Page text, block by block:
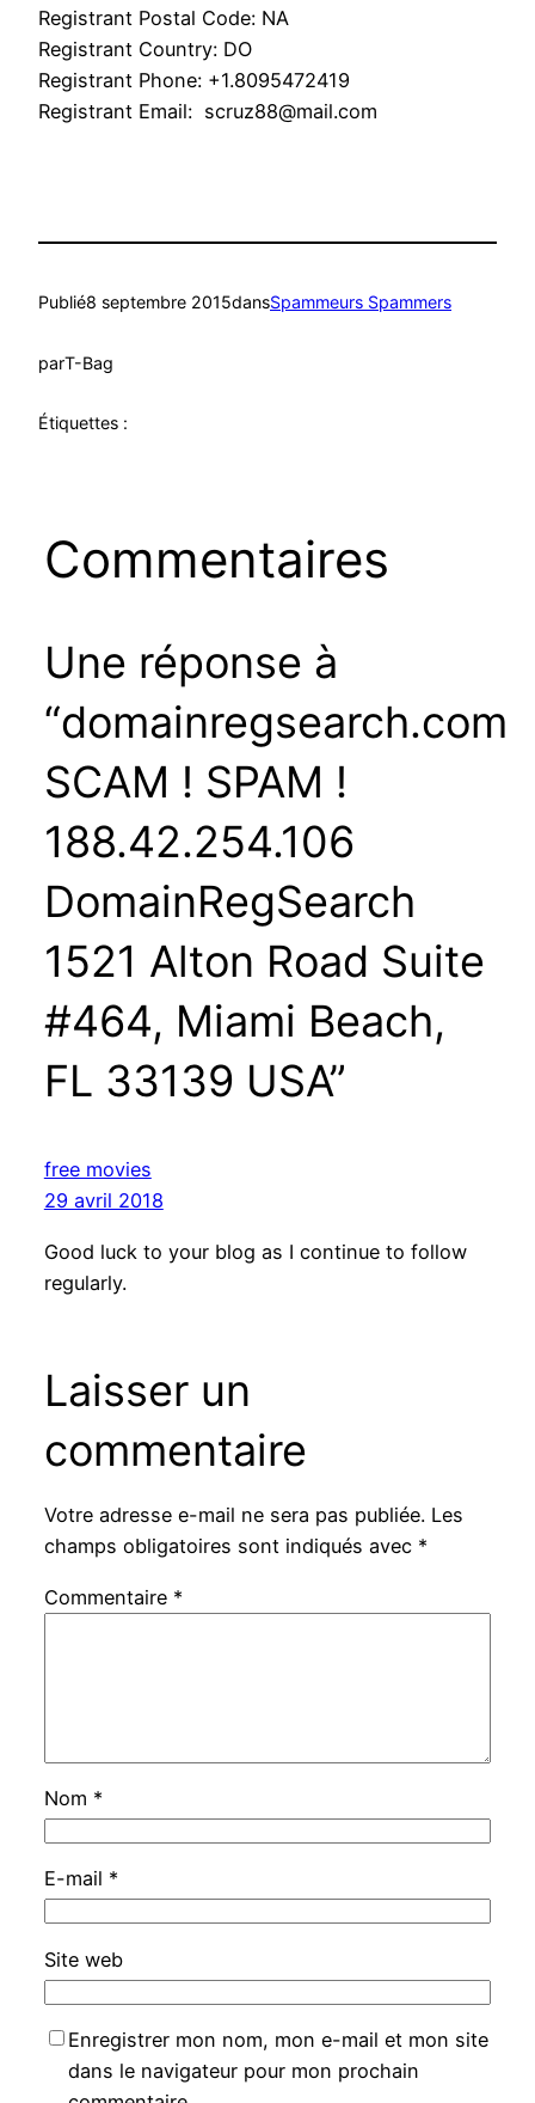
Registrant Postal Code: NA
Registrant Country: DO
Registrant Phone: +1.8095472419
Registrant Email: scruz88@mail.com
Publié8 septembre 2015dansSpammeurs Spammers
parT-Bag
Étiquettes :
Commentaires
Une réponse à
“domainregsearch.com
SCAM ! SPAM !
188.42.254.106
DomainRegSearch
1521 Alton Road Suite
#464, Miami Beach,
FL 33139 USA”
free movies
29 avril 2018
Good luck to your blog as I continue to follow
regularly.
Laisser un
commentaire
Votre adresse e-mail ne sera pas publiée. Les
champs obligatoires sont indiqués avec *
Commentaire *
Nom *
E-mail *
Site web
Enregistrer mon nom, mon e-mail et mon site
dans le navigateur pour mon prochain